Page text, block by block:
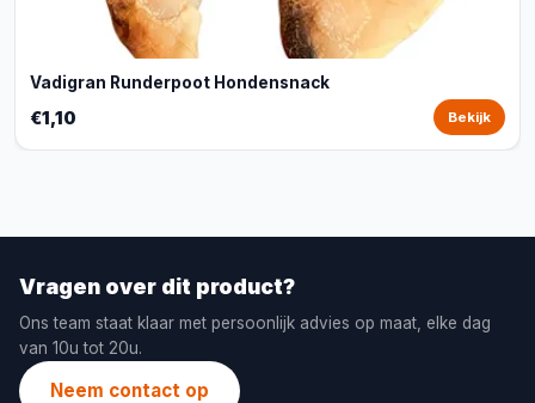
Vadigran Runderpoot Hondensnack
€1,10 Bekijk
Vragen over dit product?
Ons team staat klaar met persoonlijk advies op maat, elke dag
van 10u tot 20u.
Neem contact op